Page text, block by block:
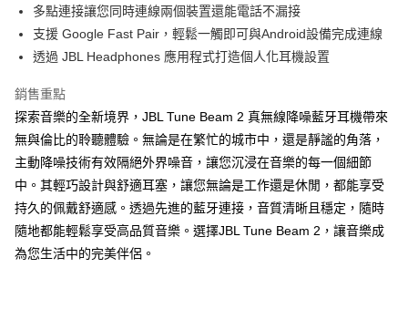
多點連接讓您同時連線兩個裝置還能電話不漏接
支援 Google Fast Pair，輕鬆一觸即可與Android設備完成連線
透過 JBL Headphones 應用程式打造個人化耳機設置
銷售重點
探索音樂的全新境界，JBL Tune Beam 2 真無線降噪藍牙耳機帶來
無與倫比的聆聽體驗。無論是在繁忙的城市中，還是靜謐的角落，
主動降噪技術有效隔絕外界噪音，讓您沉浸在音樂的每一個細節
中。其輕巧設計與舒適耳塞，讓您無論是工作還是休閒，都能享受
持久的佩戴舒適感。透過先進的藍牙連接，音質清晰且穩定，隨時
隨地都能輕鬆享受高品質音樂。選擇JBL Tune Beam 2，讓音樂成
為您生活中的完美伴侶。